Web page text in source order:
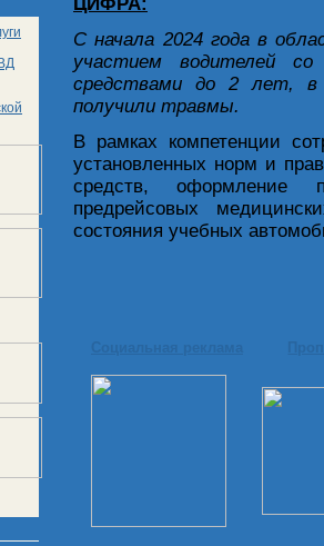
ЦИФРА:
С начала 2024 года в
участием водителей
средствами до 2 лет, в
получили травмы.
В рамках компетенции
установленных норм и
средств, оформление
предрейсовых
состояния учебных